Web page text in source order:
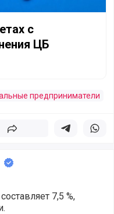
с
ЦБ
предприниматели
Поделиться Поделиться в
7,5 %,